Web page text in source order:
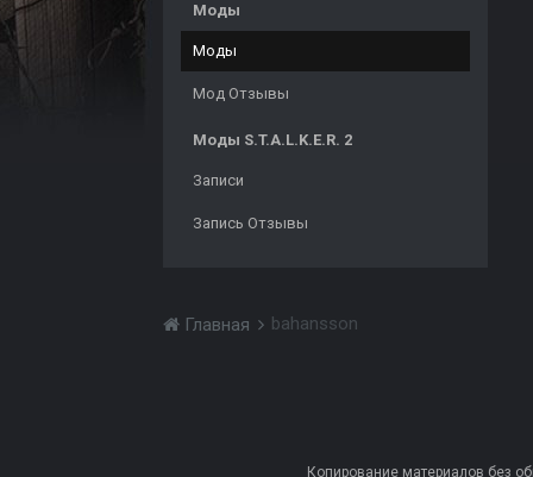
Моды
Моды
Мод Отзывы
Моды S.T.A.L.K.E.R. 2
Записи
Запись Отзывы
Главная bahansson
Копирование материалов без